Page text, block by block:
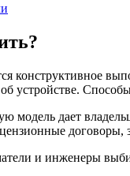
конструктивное
устройстве.
модель дает
договоры,
и инженеры